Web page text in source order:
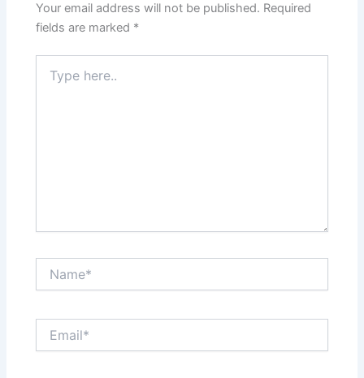
Your email address will not be published. Required
fields are marked *
here..